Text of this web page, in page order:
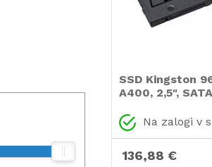
SSD Kingston
A400, 2,5",
Na zalogi v
136,88 €